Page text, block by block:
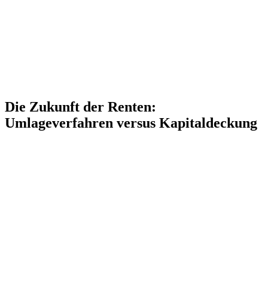
Die Zukunft der Renten:
Umlageverfahren versus Kapitaldeckung